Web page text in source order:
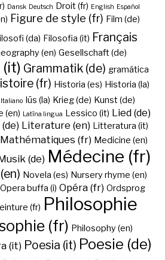
Dansk Deutsch Droit (fr) English Español
Figure de style (fr) Film (de)
(da) Filosofia (it) Français
(en) Gesellschaft (de)
Grammatik (de) gramática
(fr) Historia (es) Historia (la)
Italiano Iūs (la) Krieg (de) Kunst (de)
(en) Latīna lingua Lessico (it) Lied (de)
Literature (en) Litteratura (it)
Mathématiques (fr) Medicine (en)
(de) Médecine (fr)
Novela (es) Nursery rhyme (en)
Opera buffa (i) Opéra (fr) Ordsprog
(fr) Philosophie
(fr) Philosophy (en)
(it) Poesia (it) Poesie (de)